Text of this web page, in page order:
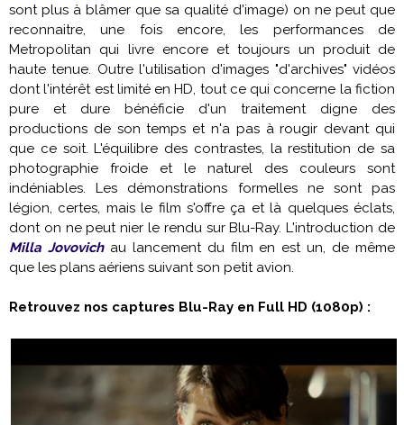
sont plus à blâmer que sa qualité d'image) on ne peut que
reconnaitre, une fois encore, les performances de
Metropolitan qui livre encore et toujours un produit de
haute tenue. Outre l'utilisation d'images "d'archives" vidéos
dont l'intérêt est limité en HD, tout ce qui concerne la fiction
pure et dure bénéficie d'un traitement digne des
productions de son temps et n'a pas à rougir devant qui
que ce soit. L'équilibre des contrastes, la restitution de sa
photographie froide et le naturel des couleurs sont
indéniables. Les démonstrations formelles ne sont pas
légion, certes, mais le film s'offre ça et là quelques éclats,
dont on ne peut nier le rendu sur Blu-Ray. L'introduction de
Milla Jovovichau lancement du film en est un, de même
que les plans aériens suivant son petit avion.
Retrouvez nos captures Blu-Ray en Full HD (1080p) :